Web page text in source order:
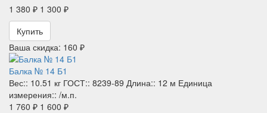
1 380 ₽ 1 300 ₽
Купить
Ваша скидка: 160 ₽
Балка № 14 Б1
Вес:: 10.51 кг ГОСТ:: 8239-89 Длина:: 12 м Единица
измерения:: /м.п.
1 760 ₽ 1 600 ₽